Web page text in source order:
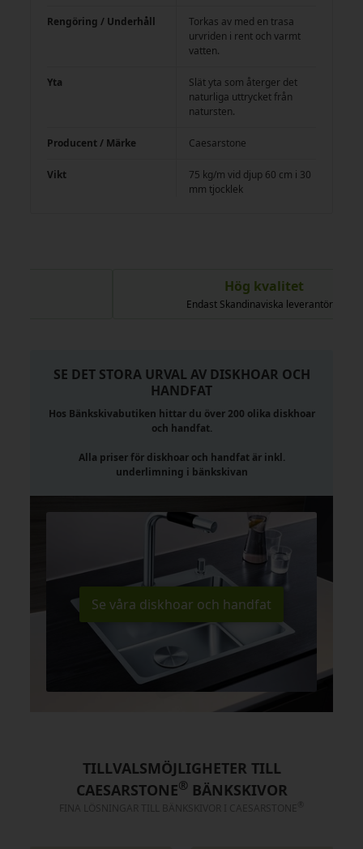
Rengöring / Underhåll
Torkas av med en trasa
urvriden i rent och varmt
vatten.
Yta
Slät yta som återger det
naturliga uttrycket från
natursten.
Producent / Märke Caesarstone
Vikt
75 kg/m vid djup 60 cm i 30
mm tjocklek
Endast Skandinaviska leverantörer
SE DET STORA URVAL AV DISKHOAR OCH
HANDFAT
Hos Bänkskivabutiken hittar du över 200 olika diskhoar
och handfat.
Alla priser för diskhoar och handfat är inkl.
underlimning i bänkskivan
Se våra diskhoar och handfat
TILLVALSMÖJLIGHETER TILL
CAESARSTONE®BÄNKSKIVOR